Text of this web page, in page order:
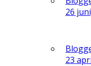
26
23